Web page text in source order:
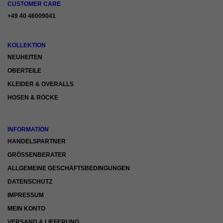
CUSTOMER CARE
+49 40 46009041
KOLLEKTION
NEUHEITEN
OBERTEILE
KLEIDER & OVERALLS
HOSEN & RÖCKE
INFORMATION
HANDELSPARTNER
GRÖSSENBERATER
ALLGEMEINE GESCHÄFTSBEDINGUNGEN
DATENSCHUTZ
IMPRESSUM
MEIN KONTO
standardmäßig blockiert. Wenn Cookies von externen Medien akzeptiert